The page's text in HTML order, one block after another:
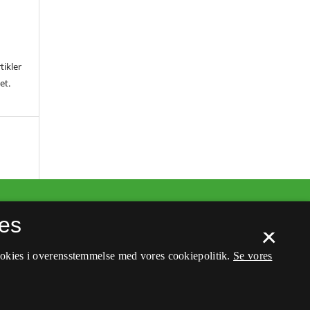
×
i overensstemmelse med vores cookiepolitik. Se vores